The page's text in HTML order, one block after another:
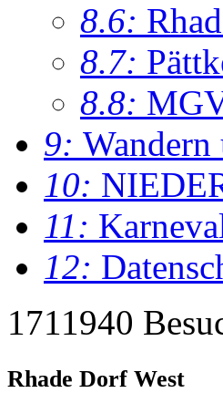
8.6:
8.7:
8.8:
9:
10:
11:
12:
1711940
Rhade Dorf West